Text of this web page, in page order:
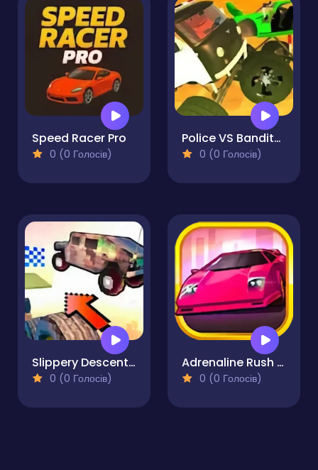
Speed Racer Pro
0 (0 Голосів)
Police VS Bandits Monster Truck
0 (0 Голосів)
Slippery Descent By Car
0 (0 Голосів)
Adrenaline Rush - Miami Drive
0 (0 Голосів)